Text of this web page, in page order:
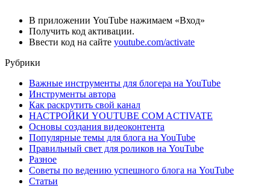
В приложении YouTube нажимаем «Вход»
Получить код активации.
Ввести код на сайте youtube.com/activate
Рубрики
Важные инструменты для блогера на YouTube
Инструменты автора
Как раскрутить свой канал
НАСТРОЙКИ YOUTUBE COM ACTIVATE
Основы создания видеоконтента
Популярные темы для блога на YouTube
Правильный свет для роликов на YouTube
Разное
Советы по ведению успешного блога на YouTube
Статьи